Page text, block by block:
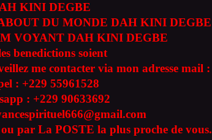
KINI DEGBE
DU MONDE DAH KINI DEGBE
VOYANT DAH KINI DEGBE
benedictions soient
me contacter via mon adresse mail :
: +229 55961528
: +229 90633692
par La POSTE la plus proche de vous.